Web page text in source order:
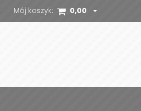
Mój koszyk: 0,00